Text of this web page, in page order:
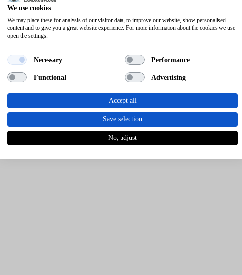
We use cookies
We may place these for analysis of our visitor data, to improve our website, show personalised
content and to give you a great website experience. For more information about the cookies we use
open the settings.
Necessary Performance
Functional Advertising
Accept all
Save selection
No, adjust